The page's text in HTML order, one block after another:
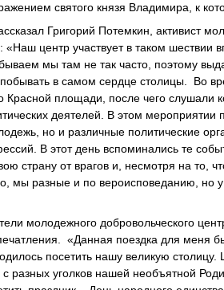
святого князя Владимира, к
Григорий Потемкин, активист
«Наш центр участвует в таком шествии
мы там не так часто, поэтому
в самом сердце столицы. Во
Красной площади, после чего слушали
деятелей. В этом мероприятии
но и различные политические
В этот день вспоминались те
страну от врагов и, несмотря на то,
мы разные и по вероисповеданию, но
молодежного добровольческого
«Данная поездка для меня
посетить нашу великую
разных уголков нашей необъятной